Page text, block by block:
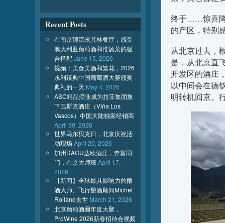
终于……惊喜降
的产区，特别
从北京过去，
是，从北京直
开发区的酒庄
以中间会在德
明转机回京。
Recent Posts
在南京顶流米其林餐厅，感受
澳大利亚葡萄酒和淮扬菜的融
合搭配June 15, 2026
视频：美食美酒和繁花，2026
永利臻典中国葡萄酒大赛颁奖
典礼的一天 May 4, 2026
ASC精品酒业成为拉菲集团旗
下巴斯克酒庄（Viña Los
Vascos）中国大陆独家经销商
April 30, 2026
世界马尔贝克日，北京庆祝活
动现场April 20, 2026
加州DAOU达欧酒庄，奔富同
门，在京大师班 April 17,
2026
【新闻】全球最具影响力的酿
酒大师、飞行酿酒顾问Michel
Rolland去世 March 21, 2026
北京葡萄酒圈年度大聚，
ProWine 2026新春招待会视频